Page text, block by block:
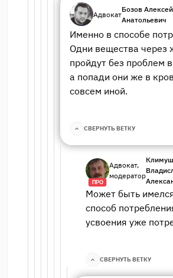
Адвокат
Бозов Алексей
Анатольевич
Именно в способе
Одни вещества через
пройдут без проблем
а попади они же в
совсем иной.
СВЕРНУТЬ ВЕТКУ
ПРО
Адвокат,
модератор
Может быть
способ
усвоения уже
СВЕРНУТЬ ВЕТКУ